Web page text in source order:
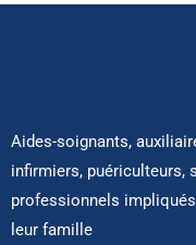
Aides-soignants,
infirmiers, puériculteurs,
professionnels
leur famille